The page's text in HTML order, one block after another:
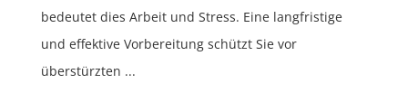
bedeutet dies Arbeit und Stress. Eine langfristige
und effektive Vorbereitung schützt Sie vor
überstürzten ...